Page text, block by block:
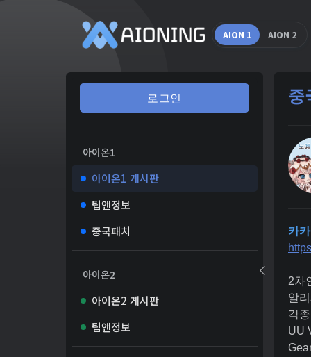
AION 1 AION 2
로그인
아이온1
아이온1 게시판
팁앤정보
중국패치
아이온2
아이온2 게시판
팁앤정보
중
카
2차
알
각
UU